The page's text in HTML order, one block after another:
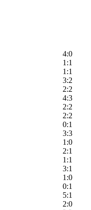
4:0
1:1
1:1
3:2
2:2
4:3
2:2
2:2
0:1
3:3
1:0
2:1
1:1
3:1
1:0
0:1
5:1
2:0